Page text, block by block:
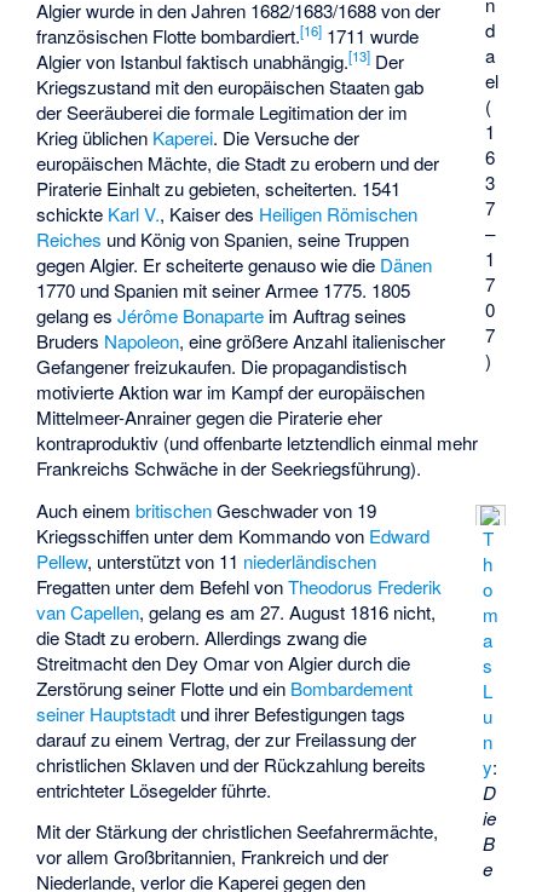
d
a
el
(
1
6
3
7
–
1
7
0
7
)
Algier wurde in den Jahren 1682/1683/1688 von der
französischen Flotte bombardiert.[16] 1711 wurde
Algier von Istanbul faktisch unabhängig.[13] Der
Kriegszustand mit den europäischen Staaten gab
der Seeräuberei die formale Legitimation der im
Krieg üblichen Kaperei. Die Versuche der
europäischen Mächte, die Stadt zu erobern und der
Piraterie Einhalt zu gebieten, scheiterten. 1541
schickte Karl V., Kaiser des Heiligen Römischen
Reiches und König von Spanien, seine Truppen
gegen Algier. Er scheiterte genauso wie die Dänen
1770 und Spanien mit seiner Armee 1775. 1805
gelang esJérôme Bonaparte im Auftrag seines
Bruders Napoleon, eine größere Anzahl italienischer
Gefangener freizukaufen. Die propagandistisch
motivierte Aktion war im Kampf der europäischen
Mittelmeer-Anrainer gegen die Piraterie eher
kontraproduktiv (und offenbarte letztendlich einmal mehr
Frankreichs Schwäche in der Seekriegsführung).
T
h
o
m
a
s
L
u
n
y:
D
ie
B
e
Auch einembritischenGeschwader von 19
Kriegsschiffen unter dem Kommando von Edward
Pellew, unterstützt von 11 niederländischen
Fregatten unter dem Befehl vonTheodorus Frederik
van Capellen, gelang es am 27. August 1816 nicht,
die Stadt zu erobern. Allerdings zwang die
Streitmacht den Dey Omar von Algier durch die
Zerstörung seiner Flotte und ein Bombardement
seiner Hauptstadt und ihrer Befestigungen tags
darauf zu einem Vertrag, der zur Freilassung der
christlichen Sklaven und der Rückzahlung bereits
entrichteter Lösegelder führte.
Mit der Stärkung der christlichen Seefahrermächte,
vor allem Großbritannien, Frankreich und der
Niederlande, verlor die Kaperei gegen den